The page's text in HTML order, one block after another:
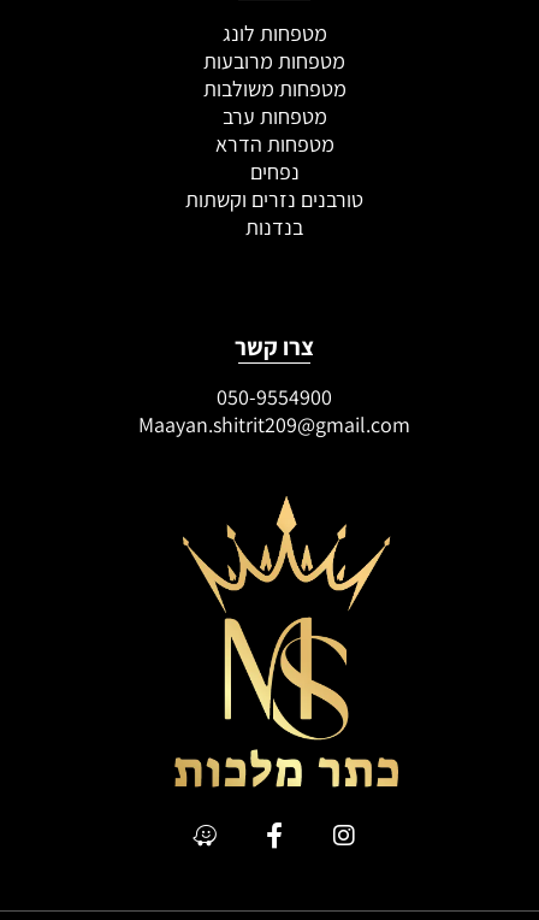
מטפחות לונג
מטפחות מרובעות
מטפחות משולבות
מטפחות ערב
מטפחות הדרא
נפחים
טורבנים נזרים וקשתות
בנדנות
צרו קשר
050-9554900
Maayan.shitrit209@gmail.com